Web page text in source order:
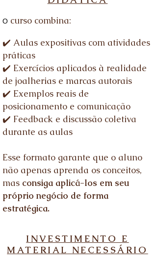
O curso combina:
✔️ Aulas expositivas com atividades
práticas
✔️ Exercícios aplicados à realidade
de joalherias e marcas autorais
✔️ Exemplos reais de
posicionamento e comunicação
✔️ Feedback e discussão coletiva
durante as aulas
Esse formato garante que o aluno
não apenas aprenda os conceitos,
mas consiga aplicá-los em seu
próprio negócio de forma
estratégica.
INVESTIMENTO E
MATERIAL NECESSÁRIO